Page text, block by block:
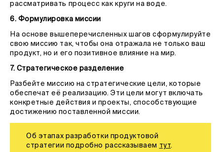
рассматривать процесс как круги на воде.
6. Формулировка миссии
На основе вышеперечисленных шагов сформулируйте
свою миссию так, чтобы она отражала не только ваш
продукт, но и его позитивное влияние на мир.
7. Стратегическое разделение
Разбейте миссию на стратегические цели, которые
обеспечат её реализацию. Эти цели могут включать
конкретные действия и проекты, способствующие
достижению поставленной миссии.
Об этапах разработки продуктовой
стратегии подробно рассказываем тут.